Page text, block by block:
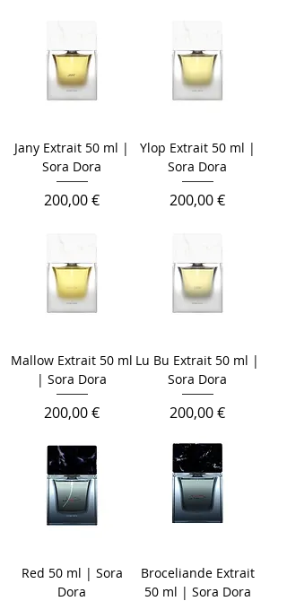
Jany Extrait 50 ml |
Sora Dora
Prix
200,00 €
Ylop Extrait 50 ml |
Sora Dora
Prix
200,00 €
Mallow Extrait 50 ml
| Sora Dora
Prix
200,00 €
Lu Bu Extrait 50 ml |
Sora Dora
Prix
200,00 €
Red 50 ml | Sora
Dora
Broceliande Extrait
50 ml | Sora Dora